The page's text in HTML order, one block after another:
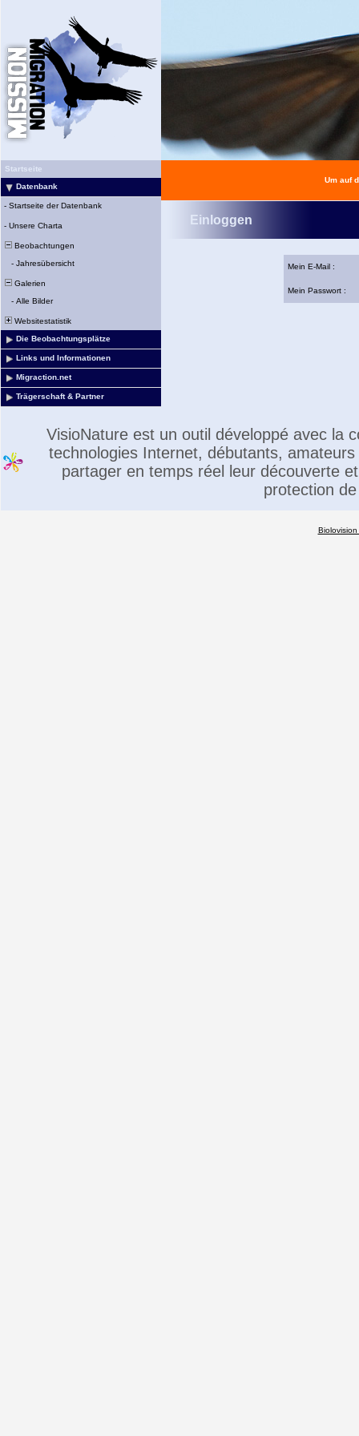
Startseite
Datenbank
- Startseite der Datenbank
- Unsere Charta
Beobachtungen
- Jahresübersicht
Galerien
- Alle Bilder
Websitestatistik
Die Beobachtungsplätze
Links und Informationen
Migraction.net
Trägerschaft & Partner
Um auf
Einloggen
Mein E-Mail :
Mein Passwort :
VisioNature est un outil développé avec la
technologies Internet, débutants,
partager en temps réel leur découverte
protection
Biolovision